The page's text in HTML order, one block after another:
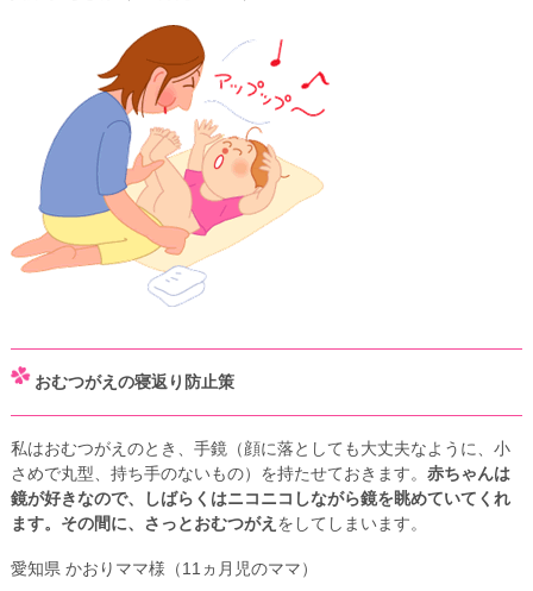
おむつがえの寝返り防止策
私はおむつがえのとき、手鏡（顔に落としても大丈夫なように、小
さめで丸型、持ち手のないもの）を持たせておきます。 赤ちゃんは
鏡が好きなので、しばらくはニコニコしながら鏡を眺めていてくれ
ます。その間に、さっとおむつがえ をしてしまいます。
愛知県 かおりママ様（11ヵ月児のママ）